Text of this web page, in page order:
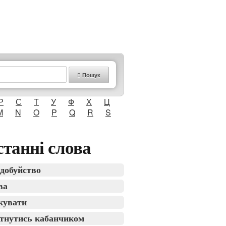
Пошук
С Т У Ф Х
Ц
N O P Q R
S
слова
кабанчиком